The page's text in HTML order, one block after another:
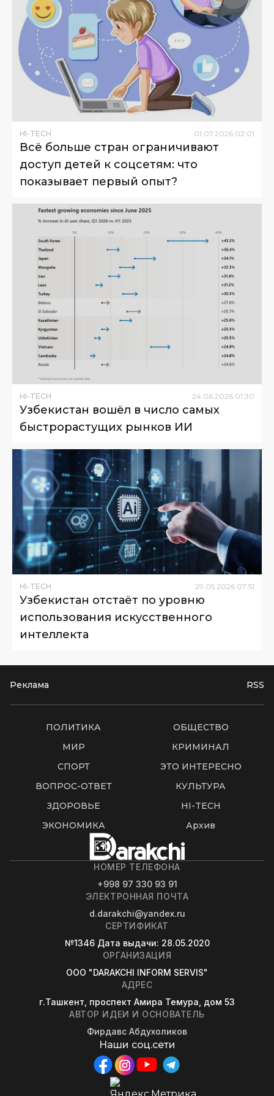
HI-TECH 01.07.2026 02:01
Всё больше стран ограничивают
доступ детей к соцсетям: что
показывает первый опыт?
HI-TECH 24.06.2026 01:30
Узбекистан вошёл в число самых
быстрорастущих рынков ИИ
HI-TECH 29.05.2026 07:51
Узбекистан отстаёт по уровню
использования искусственного
интеллекта
Реклама RSS
ПОЛИТИКА
ОБЩЕСТВО
МИР
КРИМИНАЛ
СПОРТ
ЭТО ИНТЕРЕСНО
ВОПРОС-ОТВЕТ
КУЛЬТУРА
ЗДОРОВЬЕ
HI-TECH
ЭКОНОМИКА
Архив
НОМЕР ТЕЛЕФОНА
+998 97 330 93 91
ЭЛЕКТРОННАЯ ПОЧТА
d.darakchi@yandex.ru
СЕРТИФИКАТ
№1346 Дата выдачи: 28.05.2020
ОРГАНИЗАЦИЯ
OOO "DARAKCHI INFORM SERVIS"
АДРЕС
г.Ташкент, проспект Амира Темура, дом 53
АВТОР ИДЕИ И ОСНОВАТЕЛЬ
Фирдавс Абдухоликов
Наши соц.сети